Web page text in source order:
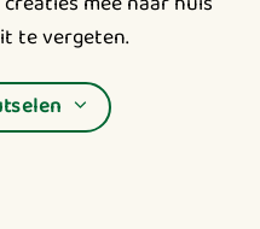
te vergeten.